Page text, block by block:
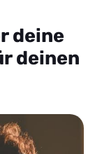
deine
deinen